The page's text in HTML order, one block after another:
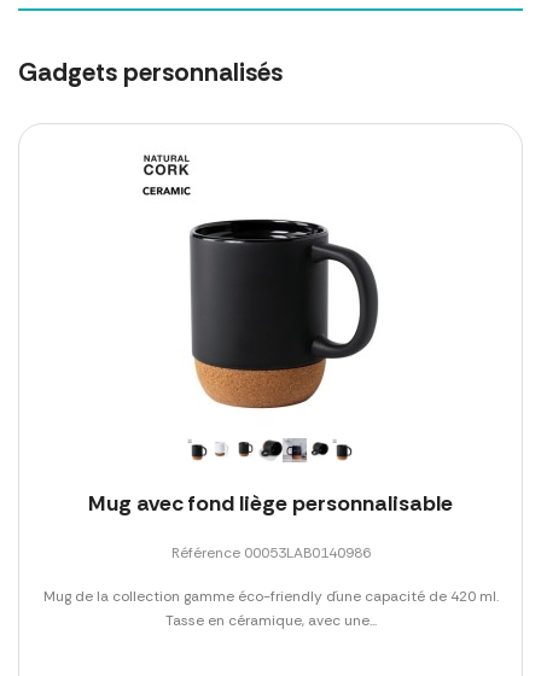
Gadgets personnalisés
Mug avec fond liège personnalisable
Référence 00053LAB0140986
Mug de la collection gamme éco-friendly d´une capacité de 420 ml.
Tasse en céramique, avec une...